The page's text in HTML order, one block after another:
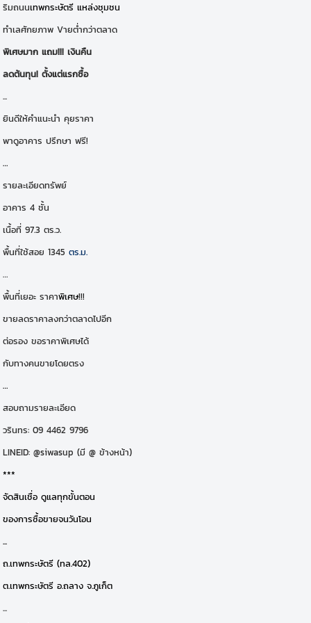
ริมถนนเทพกระษัตรี แหล่งชุมชน
ทำเลศักยภาพ Vายต่ำกว่าตลาด
พิเศษมาก แถม!!! เงินคืน
ลดต้นทุน! ตั้งแต่แรกซื้อ
...
ยินดีให้คำแนะนำ คุยราคา
พาดูอาคาร ปรึกษา ฟรี!
…
รายละเอียดทรัพย์
อาคาร 4 ชั้น
เนื้อที่ 97.3 ตร.ว.
พื้นที่ใช้สอย 1345ตร.ม.
…
พื้นที่เยอะ ราคาพิเศษ!!!
ขายลดราคาลงกว่าตลาดไปอีก
ต่อรอง ขอราคาพิเศษได้
กับทางคนขายโดยตรง
…
สอบถามรายละเอียด
วรินทร: 09 4462 9796
LINEID: @siwasup (มี @ ข้างหน้า)
***
จัดสินเชื่อ ดูแลทุกขั้นตอน
ของการซื้อขายจนวันโอน
...
ถ.เทพกระษัตรี (ทล.402)
ต.เทพกระษัตรี อ.ถลาง จ.ภูเก็ต
...